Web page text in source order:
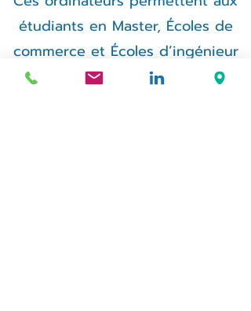
étudiants en Master, Écoles de
commerce et Écoles d’ingénieur
d’utiliser leurs programmes